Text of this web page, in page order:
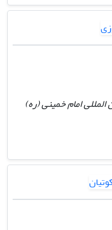
امام خمینی (ره)